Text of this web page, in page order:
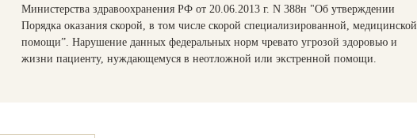
Министерства здравоохранения РФ от 20.06.2013 г. N 388н "Об утверждении
Порядка оказания скорой, в том числе скорой специализированной, медицинской
помощи”. Нарушение данных федеральных норм чревато угрозой здоровью и
жизни пациенту, нуждающемуся в неотложной или экстренной помощи.